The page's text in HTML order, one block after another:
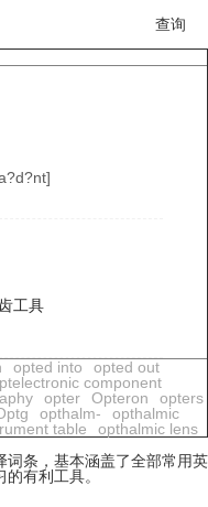
工具
opted into
opted out
component
opter Opteron
opters
opthalm-
opthalmic
table
opthalmic lens
条，基本涵盖了全部常用英
有利工具。